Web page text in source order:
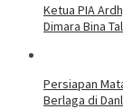
Ketua PIA
Dimara Bina
Persiapan
Berlaga di